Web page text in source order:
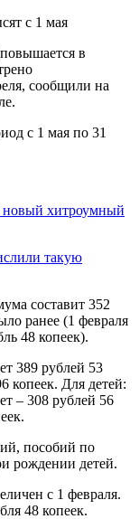
в
сообщили на
с 1 мая по 31
хитроумный
такую
составит 352
ранее (1 февраля
48 копеек).
389 рублей 53
копеек. Для детей:
– 308 рублей 56
пособий по
рождении детей.
с 1 февраля.
48 копеек.